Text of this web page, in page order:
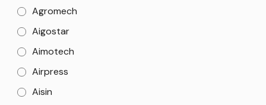
Agromech
Aigostar
Aimotech
Airpress
Aisin